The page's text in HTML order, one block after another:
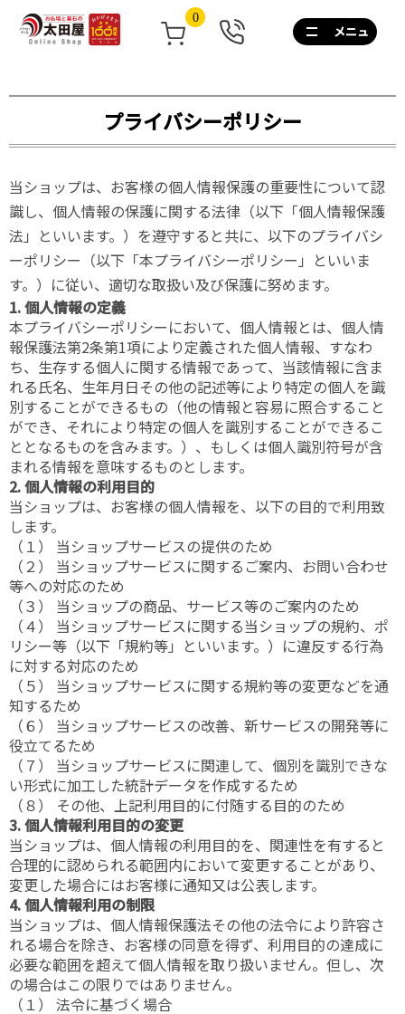
0
0120-
267-
話
無
料
土
日
祝
も
営
業
プライバシーポリシー
当ショップは、お客様の個人情報保護の重要性について認
識し、個人情報の保護に関する法律（以下「個人情報保護
法」といいます。）を遵守すると共に、以下のプライバシ
ーポリシー（以下「本プライバシーポリシー」といいま
す。）に従い、適切な取扱い及び保護に努めます。
1. 個人情報の定義
本プライバシーポリシーにおいて、個人情報とは、個人情
報保護法第2条第1項により定義された個人情報、すなわ
ち、生存する個人に関する情報であって、当該情報に含ま
れる氏名、生年月日その他の記述等により特定の個人を識
別することができるもの（他の情報と容易に照合すること
ができ、それにより特定の個人を識別することができるこ
ととなるものを含みます。）、もしくは個人識別符号が含
まれる情報を意味するものとします。
2. 個人情報の利用目的
当ショップは、お客様の個人情報を、以下の目的で利用致
します。
（１） 当ショップサービスの提供のため
（２） 当ショップサービスに関するご案内、お問い合わせ
等への対応のため
（３） 当ショップの商品、サービス等のご案内のため
（４） 当ショップサービスに関する当ショップの規約、ポ
リシー等（以下「規約等」といいます。）に違反する行為
に対する対応のため
（５） 当ショップサービスに関する規約等の変更などを通
知するため
（６） 当ショップサービスの改善、新サービスの開発等に
役立てるため
（７） 当ショップサービスに関連して、個別を識別できな
い形式に加工した統計データを作成するため
（８） その他、上記利用目的に付随する目的のため
3. 個人情報利用目的の変更
当ショップは、個人情報の利用目的を、関連性を有すると
合理的に認められる範囲内において変更することがあり、
変更した場合にはお客様に通知又は公表します。
4. 個人情報利用の制限
当ショップは、個人情報保護法その他の法令により許容さ
れる場合を除き、お客様の同意を得ず、利用目的の達成に
必要な範囲を超えて個人情報を取り扱いません。但し、次
の場合はこの限りではありません。
（１） 法令に基づく場合